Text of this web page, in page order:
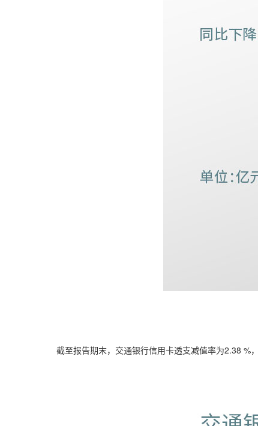
截至报告期末，交通银行信用卡透支减值率为2.38 %